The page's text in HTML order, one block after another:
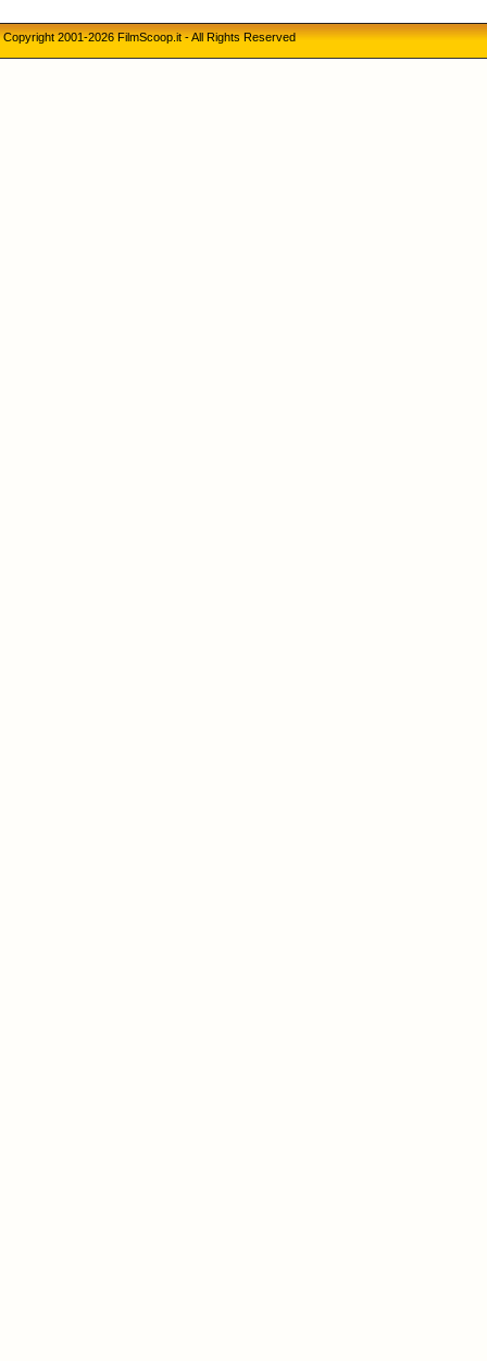
Copyright 2001-2026 FilmScoop.it - All Rights Reserved